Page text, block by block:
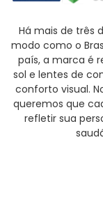
Há mais de três
modo como o
país, a marca é
sol e lentes de
conforto visual.
queremos que
refletir sua